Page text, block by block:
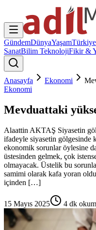
GündemDünyaYaşamTürkiye
SanatBilim TeknolojiFikir &
Anasayfa Ekonomi
Ekonomi
Mevduattaki
Alaattin AKTAŞ Siyasetin
ifadeyle siyasetin gölgesinde
ekonomik sorunlar öylesine
üstesinden gelmek, çok
olmayacak. Üstelik bu
samimi olarak kafa yoran
içinden […]
15 Mayıs 2025 4 dk